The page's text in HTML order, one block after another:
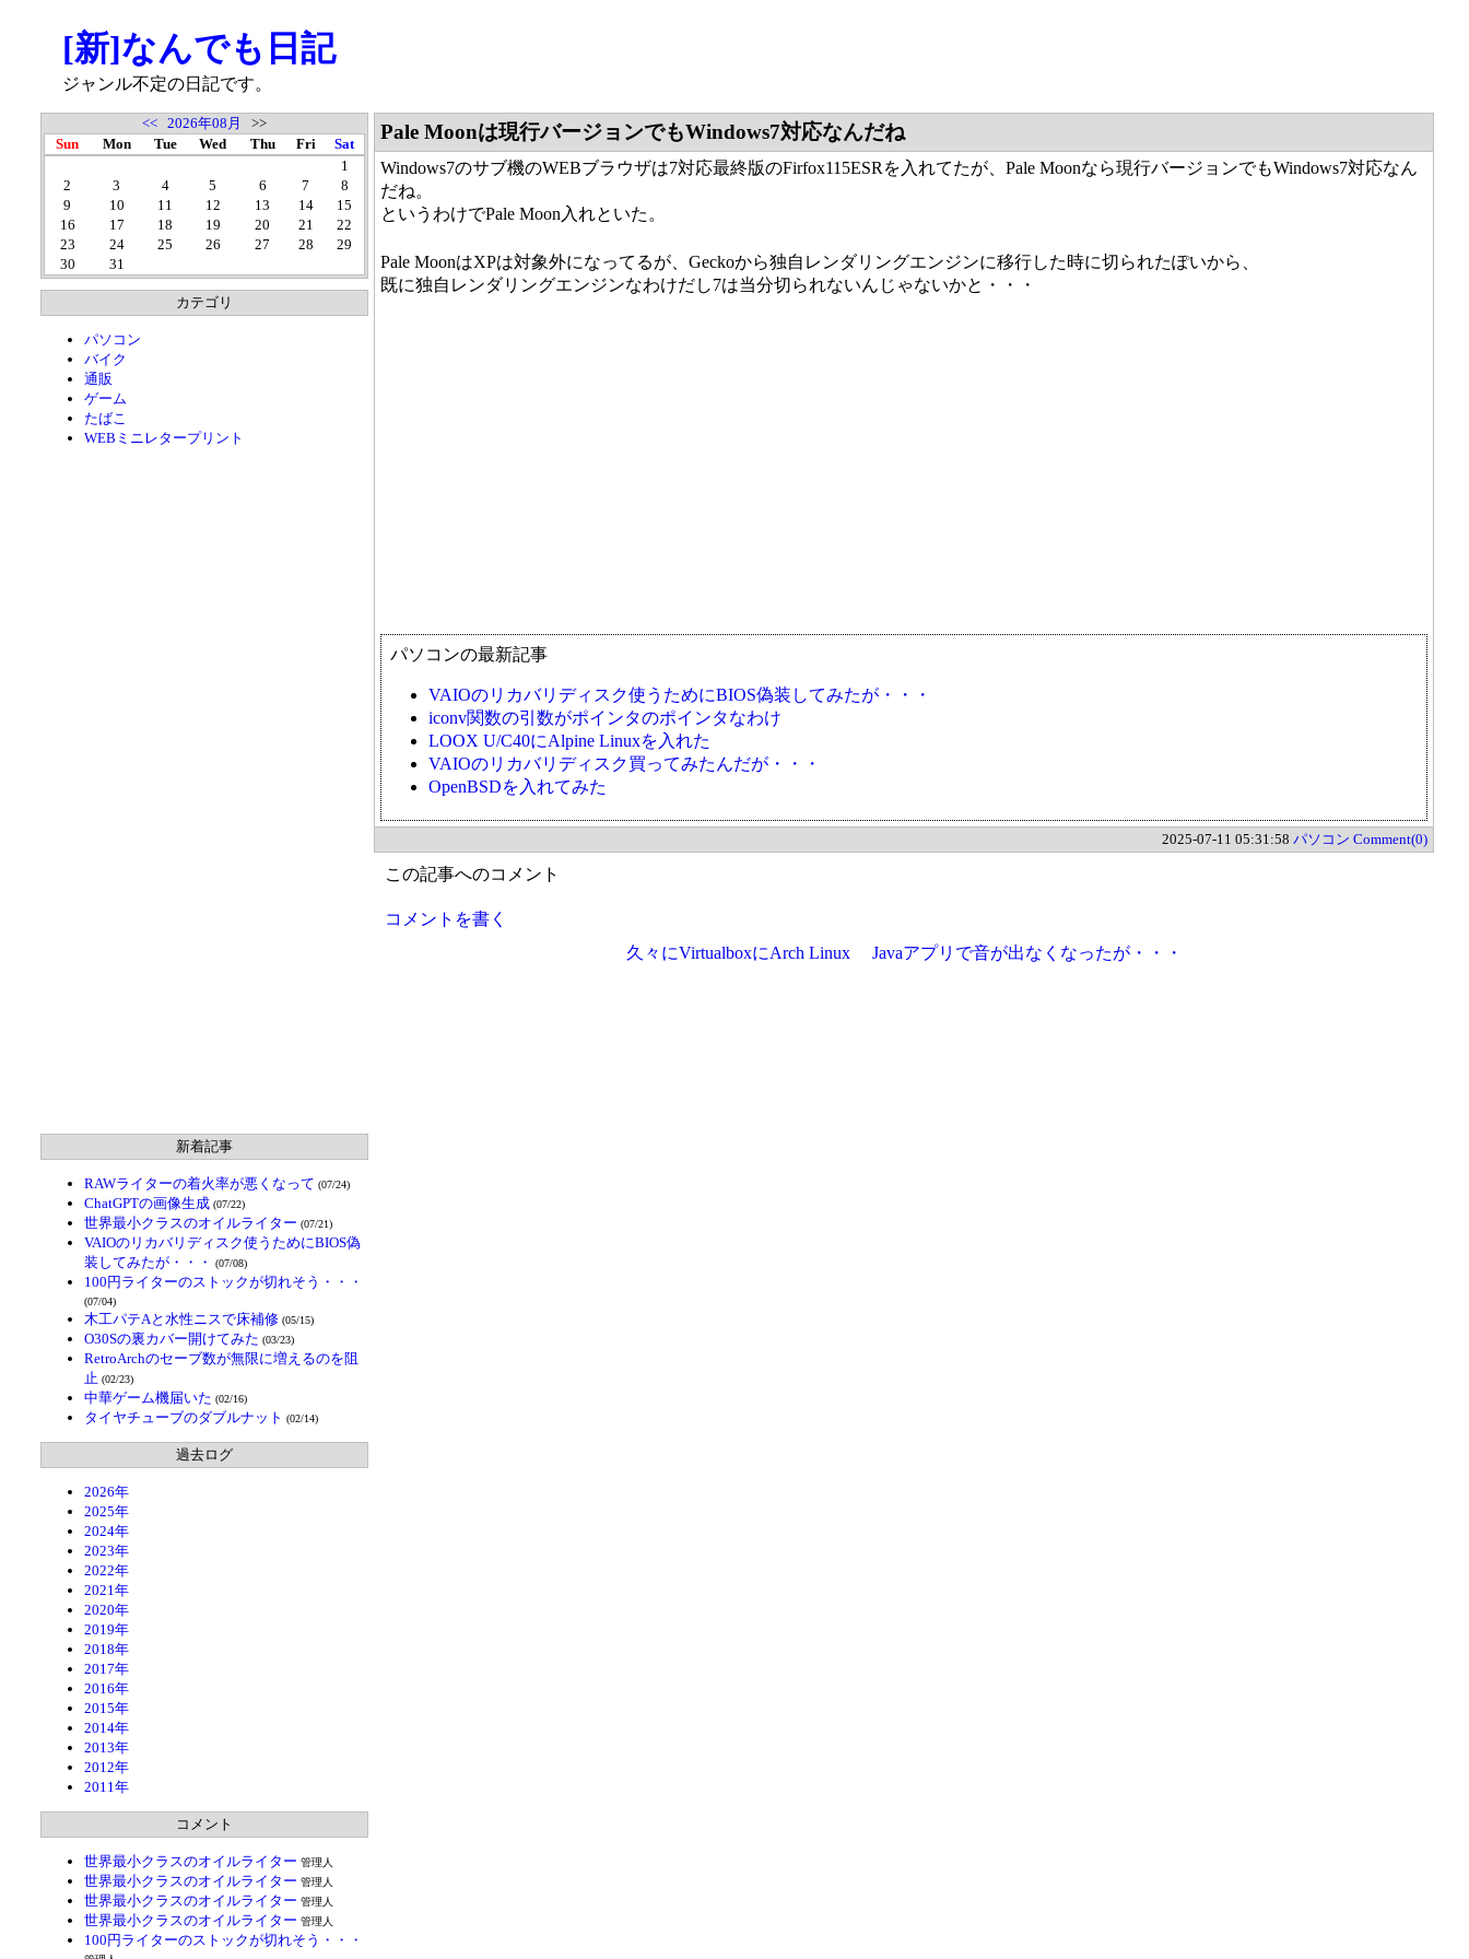
[新]なんでも日記
ジャンル不定の日記です。
<< 2026年08月
>>
Sun
Mon Tue Wed Thu Fri
Sat
1
2
3 4 5 6 7
8
9
10 11 12 13 14
15
16
17 18 19 20 21
22
23
24 25 26 27 28
29
30
31
カテゴリ
パソコン
バイク
通販
ゲーム
たばこ
WEBミニレタープリント
新着記事
RAWライターの着火率が悪くなって (07/24)
ChatGPTの画像生成 (07/22)
世界最小クラスのオイルライター (07/21)
VAIOのリカバリディスク使うためにBIOS偽
装してみたが・・・
(07/08)
100円ライターのストックが切れそう・・・
(07/04)
木工パテAと水性ニスで床補修 (05/15)
O30Sの裏カバー開けてみた (03/23)
RetroArchのセーブ数が無限に増えるのを阻
止 (02/23)
中華ゲーム機届いた (02/16)
タイヤチューブのダブルナット (02/14)
過去ログ
2026年
2025年
2024年
2023年
2022年
2021年
2020年
2019年
2018年
2017年
2016年
2015年
2014年
2013年
2012年
2011年
コメント
世界最小クラスのオイルライター 管理人
世界最小クラスのオイルライター 管理人
世界最小クラスのオイルライター 管理人
世界最小クラスのオイルライター 管理人
100円ライターのストックが切れそう・・・
Pale Moonは現行バージョンでもWindows7対応なんだね
Windows7のサブ機のWEBブラウザは7対応最終版のFirfox115ESRを入れてたが、Pale Moonなら現行バージョンでもWindows7対応なん
だね。
というわけでPale Moon入れといた。
Pale MoonはXPは対象外になってるが、Geckoから独自レンダリングエンジンに移行した時に切られたぽいから、
既に独自レンダリングエンジンなわけだし7は当分切られないんじゃないかと・・・
パソコンの最新記事
VAIOのリカバリディスク使うためにBIOS偽装してみたが・・・
iconv関数の引数がポインタのポインタなわけ
LOOX U/C40にAlpine Linuxを入れた
VAIOのリカバリディスク買ってみたんだが・・・
OpenBSDを入れてみた
2025-07-11 05:31:58 パソコン Comment(0)
この記事へのコメント
コメントを書く
久々にVirtualboxにArch Linux
Javaアプリで音が出なくなったが・・・